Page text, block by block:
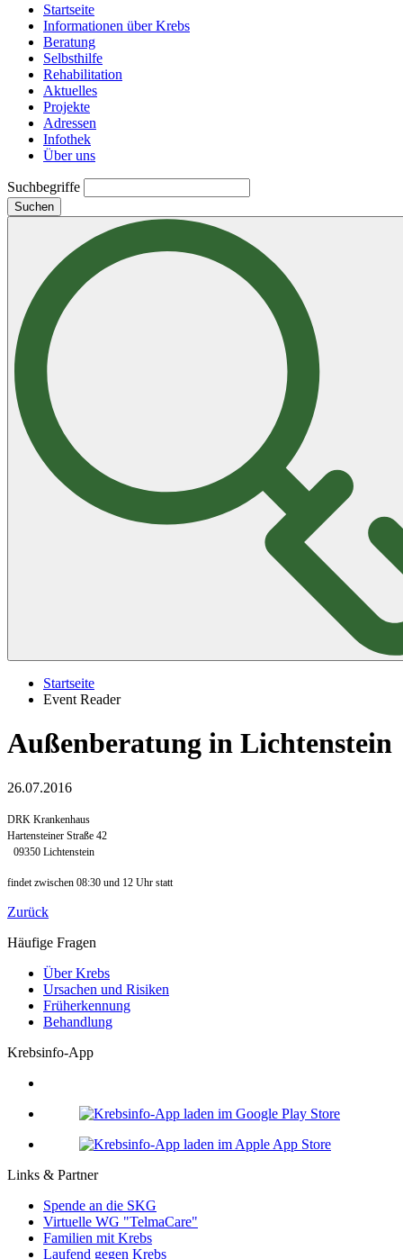
Startseite
Informationen über Krebs
Beratung
Selbsthilfe
Rehabilitation
Aktuelles
Projekte
Adressen
Infothek
Über uns
Suchbegriffe
Suchen
Startseite
Event Reader
Außenberatung in Lichtenstein
26.07.2016
DRK Krankenhaus
Hartensteiner Straße 42
09350 Lichtenstein
findet zwischen 08:30 und 12 Uhr statt
Zurück
Häufige Fragen
Über Krebs
Ursachen und Risiken
Früherkennung
Behandlung
Krebsinfo-App
Links & Partner
Spende an die SKG
Virtuelle WG "TelmaCare"
Familien mit Krebs
Laufend gegen Krebs